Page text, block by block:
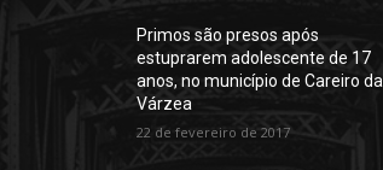
Primos são presos após
estuprarem adolescente de 17
anos, no município de Careiro da
Várzea
22 de fevereiro de 2017